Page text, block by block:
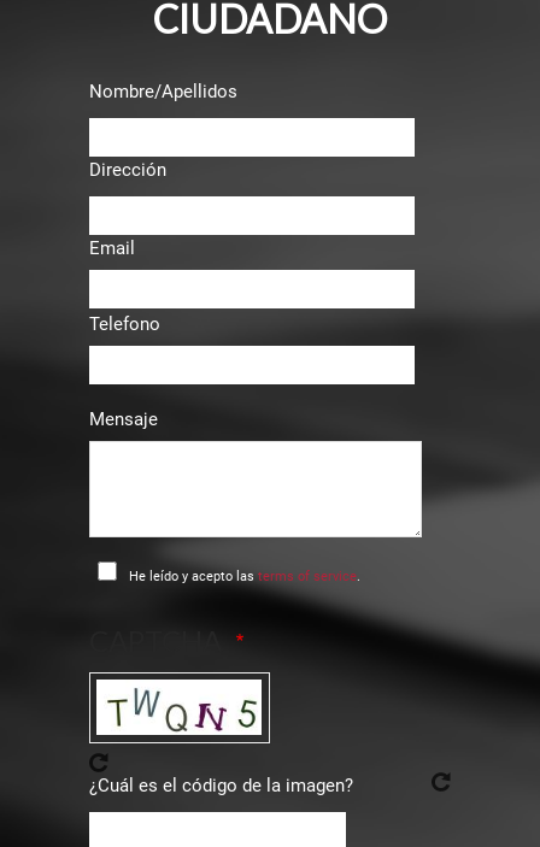
CIUDADANO
Nombre/Apellidos
Dirección
Email
Telefono
Mensaje
He leído y acepto las terms of service.
¿Cuál es el código de la imagen?